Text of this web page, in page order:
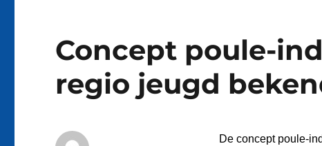
Concept poule-
regio jeugd
De concept poule-